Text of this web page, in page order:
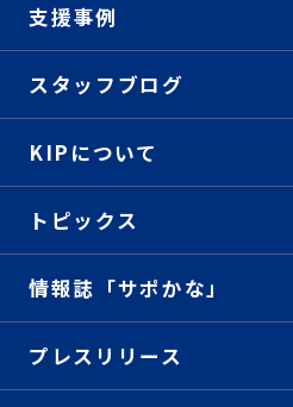
支援事例
スタッフブログ
KIPについて
トピックス
情報誌「サポかな」
プレスリリース